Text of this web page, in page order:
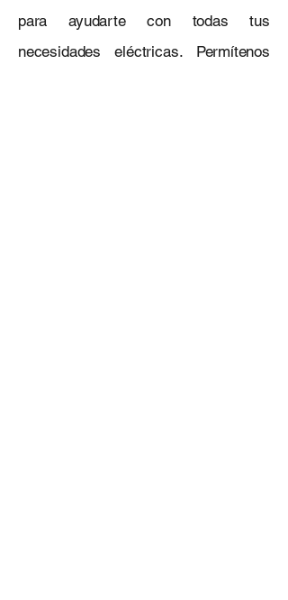
para ayudarte con todas tus
necesidades eléctricas. Permítenos